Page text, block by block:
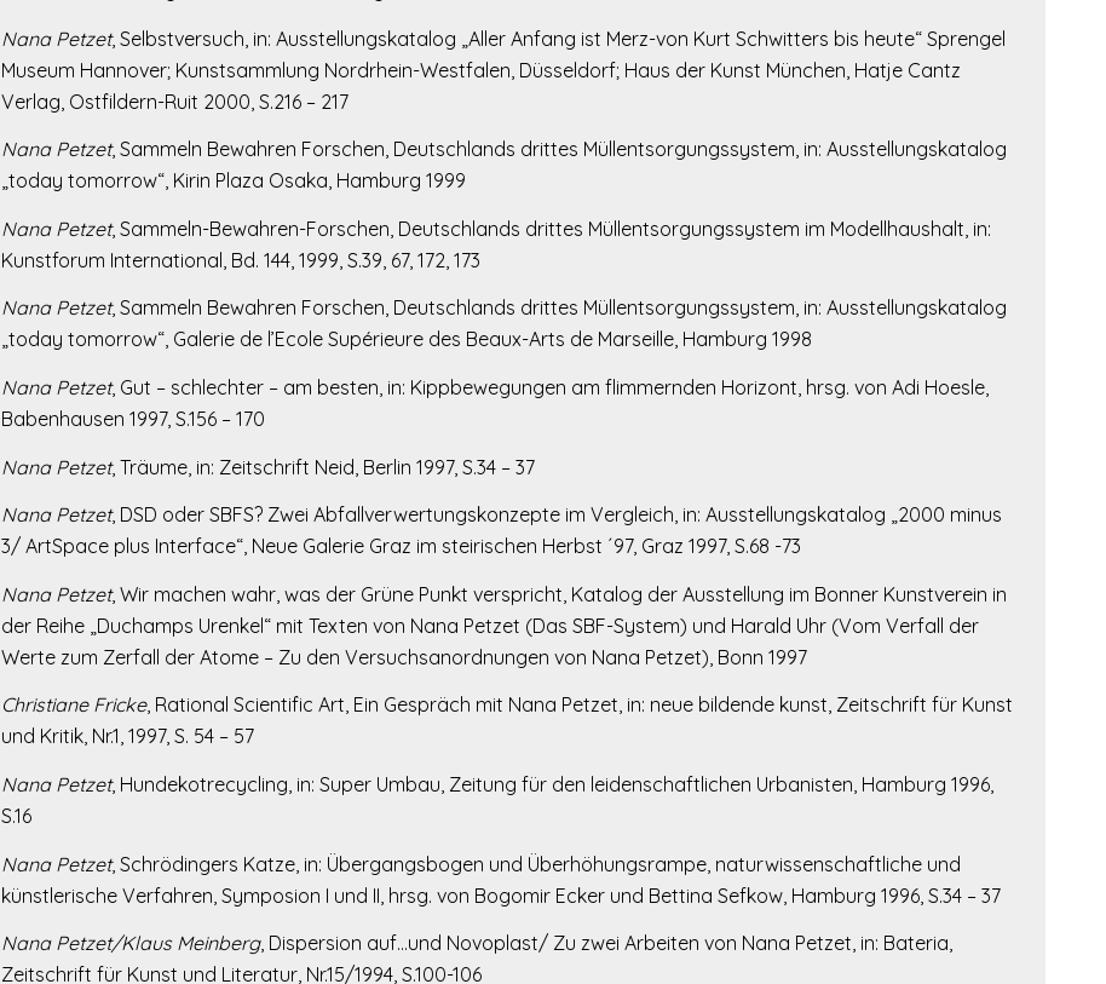
Nana Petzet, Selbstversuch, in: Ausstellungskatalog „Aller Anfang ist Merz-von Kurt Schwitters bis heute“ Sprengel
Museum Hannover; Kunstsammlung Nordrhein-Westfalen, Düsseldorf; Haus der Kunst München, Hatje Cantz
Verlag, Ostfildern-Ruit 2000, S.216 – 217
Nana Petzet, Sammeln Bewahren Forschen, Deutschlands drittes Müllentsorgungssystem, in: Ausstellungskatalog
„today tomorrow“, Kirin Plaza Osaka, Hamburg 1999
Nana Petzet, Sammeln-Bewahren-Forschen, Deutschlands drittes Müllentsorgungssystem im Modellhaushalt, in:
Kunstforum International, Bd. 144, 1999, S.39, 67, 172, 173
Nana Petzet, Sammeln Bewahren Forschen, Deutschlands drittes Müllentsorgungssystem, in: Ausstellungskatalog
„today tomorrow“, Galerie de l’Ecole Supérieure des Beaux-Arts de Marseille, Hamburg 1998
Nana Petzet, Gut – schlechter – am besten, in: Kippbewegungen am flimmernden Horizont, hrsg. von Adi Hoesle,
Babenhausen 1997, S.156 – 170
Nana Petzet, Träume, in: Zeitschrift Neid, Berlin 1997, S.34 – 37
Nana Petzet, DSD oder SBFS? Zwei Abfallverwertungskonzepte im Vergleich, in: Ausstellungskatalog „2000 minus
3/ ArtSpace plus Interface“, Neue Galerie Graz im steirischen Herbst ´97, Graz 1997, S.68 -73
Nana Petzet, Wir machen wahr, was der Grüne Punkt verspricht, Katalog der Ausstellung im Bonner Kunstverein in
der Reihe „Duchamps Urenkel“ mit Texten von Nana Petzet (Das SBF-System) und Harald Uhr (Vom Verfall der
Werte zum Zerfall der Atome – Zu den Versuchsanordnungen von Nana Petzet), Bonn 1997
Christiane Fricke, Rational Scientific Art, Ein Gespräch mit Nana Petzet, in: neue bildende kunst, Zeitschrift für Kunst
und Kritik, Nr.1, 1997, S. 54 – 57
Nana Petzet, Hundekotrecycling, in: Super Umbau, Zeitung für den leidenschaftlichen Urbanisten, Hamburg 1996,
S.16
Nana Petzet, Schrödingers Katze, in: Übergangsbogen und Überhöhungsrampe, naturwissenschaftliche und
künstlerische Verfahren, Symposion I und II, hrsg. von Bogomir Ecker und Bettina Sefkow, Hamburg 1996, S.34 – 37
Nana Petzet/Klaus Meinberg, Dispersion auf…und Novoplast/ Zu zwei Arbeiten von Nana Petzet, in: Bateria,
Zeitschrift für Kunst und Literatur, Nr.15/1994, S.100-106